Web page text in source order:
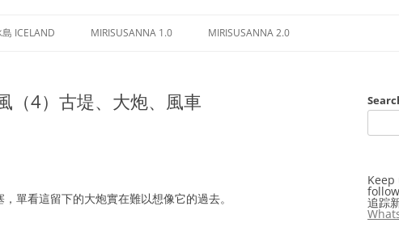
ICELAND MIRISUSANNA 1.0 MIRISUSANNA 2.0
（4）古堤、大炮、風車
單看這留下的大炮實在難以想像它的過去。 追踪